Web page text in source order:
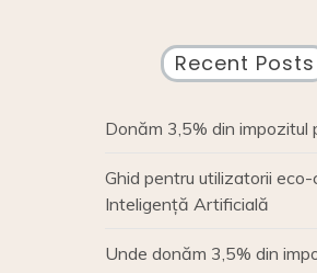
Recent Posts
Donăm 3,5% din impozitul
Ghid pentru utilizatorii
Inteligență Artificială
Unde donăm 3,5% din